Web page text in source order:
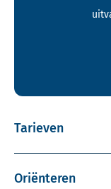
Tarieven
Oriënteren